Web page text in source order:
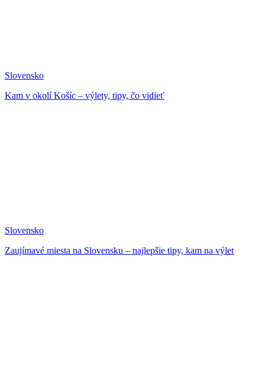
Slovensko
Kam v okolí Košíc – výlety, tipy, čo vidieť
Slovensko
Zaujímavé miesta na Slovensku – najlepšie tipy, kam na výlet